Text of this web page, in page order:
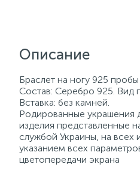
Описание
Браслет на ногу 925
Состав: Серебро 925. Вид
Вставка: без камней.
Родированные украшения
изделия представленные
службой Украины, на
указанием всех
цветопередачи экрана